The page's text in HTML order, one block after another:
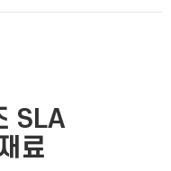
SLA
료